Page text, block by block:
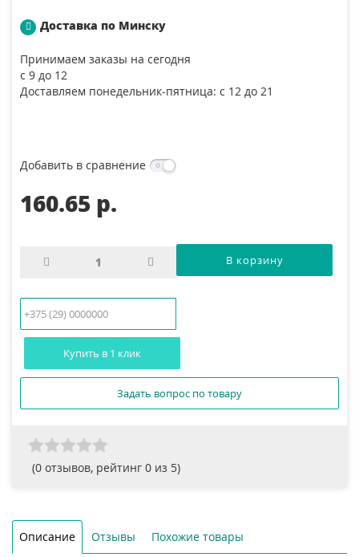
Доставка по Минску
Принимаем заказы на сегодня
с 9 до 12
Доставляем понедельник-пятница: с 12 до 21
Добавить в сравнение
160.65 p.
Купить в 1 клик
Задать вопрос по товару
(0 отзывов, рейтинг 0 из 5)
Описание Отзывы Похожие товары